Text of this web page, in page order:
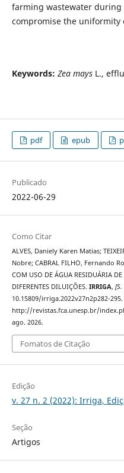
farming wastewater during
compromise the
Keywords: Zea maysL.,
pdf epub
Publicado
2022-06-29
Como Citar
ALVES, Daniely Karen Matias;
Nobre; CABRAL FILHO, Fernando
COM USO DE ÁGUA RESIDUÁRIA
DIFERENTES DILUIÇÕES. IRRIGA, [S.
10.15809/irriga.2022v27n2p282-
http://revistas.fca.unesp.br/
ago. 2026.
Fomatos de Citação
Edição
v. 27 n. 2 (2022): Irriga,
Seção
Artigos